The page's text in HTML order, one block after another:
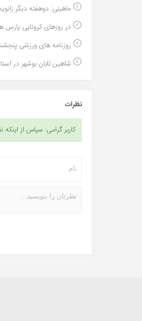
ماهینی: دوهفته دیگر
در روزهای کرونایی
روزنامه های ورزشی پنجشنبه ۲۵ آبان
شاهین تابان بوشهر در
نظرات
کاربر گرامی: سپاس از